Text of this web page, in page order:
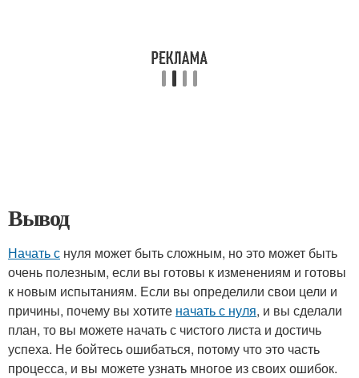
Вывод
Начать с нуля может быть сложным, но это может быть
очень полезным, если вы готовы к изменениям и готовы
к новым испытаниям. Если вы определили свои цели и
причины, почему вы хотите начать с нуля, и вы сделали
план, то вы можете начать с чистого листа и достичь
успеха. Не бойтесь ошибаться, потому что это часть
процесса, и вы можете узнать многое из своих ошибок.